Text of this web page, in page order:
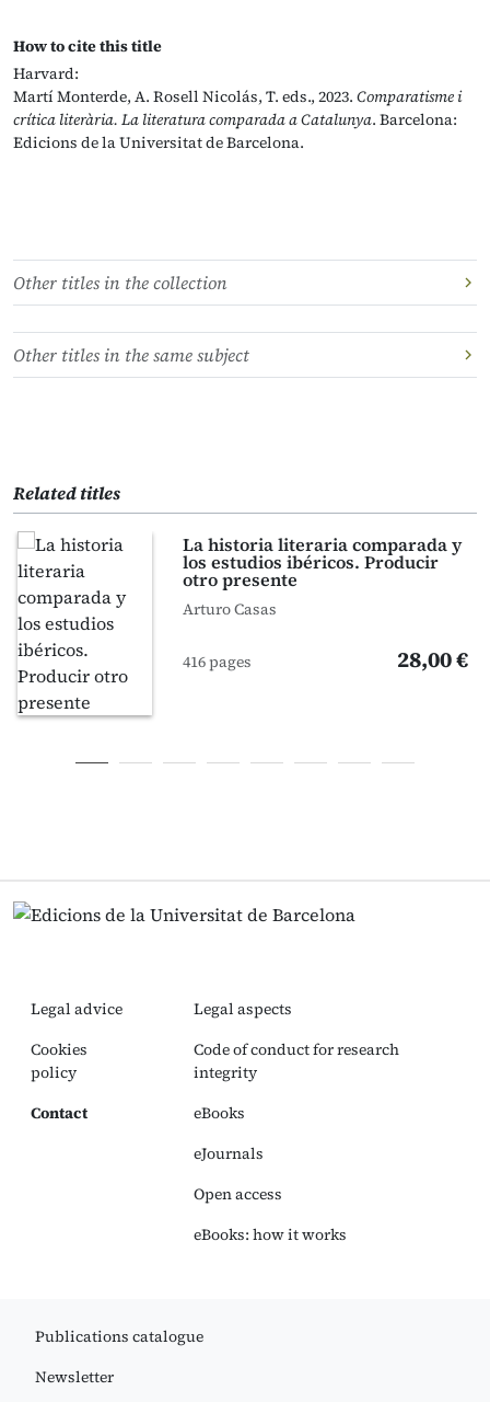
How to cite this title
Harvard:
Martí Monterde, A. Rosell Nicolás, T. eds., 2023. Comparatisme i
crítica literària. La literatura comparada a Catalunya. Barcelona:
Edicions de la Universitat de Barcelona.
Other titles in the collection
Other titles in the same subject
Related titles
La historia literaria comparada y
los estudios ibéricos. Producir
otro presente
Arturo Casas
416 pages 28,00 €
Legal advice
Cookies
policy
Contact
Legal aspects
Code of conduct for research
integrity
eBooks
eJournals
Open access
eBooks: how it works
Publications catalogue
Newsletter